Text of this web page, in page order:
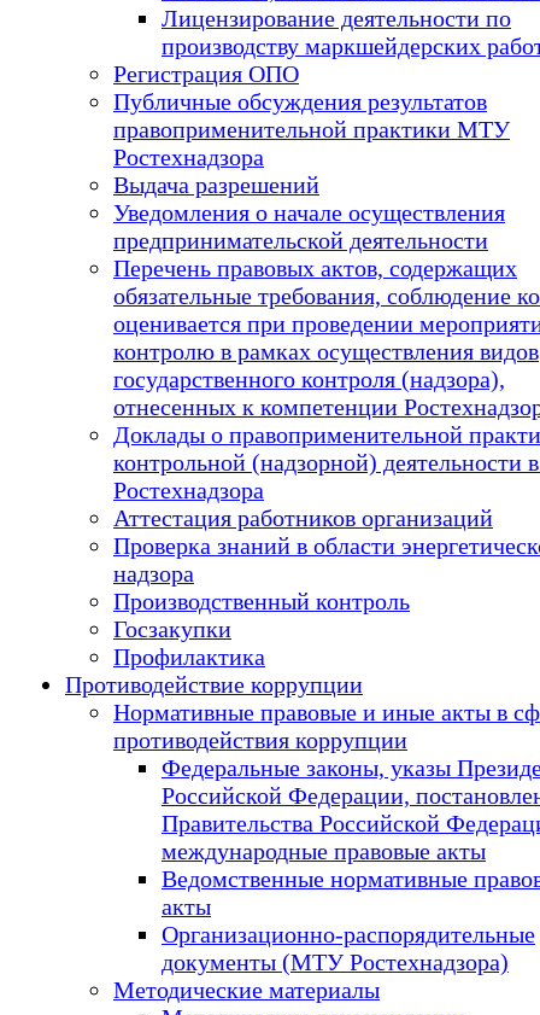
Лицензирование деятельности по
производству маркшейдерских
Регистрация ОПО
Публичные обсуждения результатов
правоприменительной практики МТУ
Ростехнадзора
Выдача разрешений
Уведомления о начале осуществления
предпринимательской деятельности
Перечень правовых актов, содержащих
обязательные требования, соблюдение
оценивается при проведении
контролю в рамках осуществления видов
государственного контроля (надзора),
отнесенных к компетенции
Доклады о правоприменительной
контрольной (надзорной)
Ростехнадзора
Аттестация работников организаций
Проверка знаний в области
надзора
Производственный контроль
Госзакупки
Профилактика
Противодействие коррупции
Нормативные правовые и иные акты в
противодействия коррупции
Федеральные законы, указы
Российской Федерации,
Правительства Российской
международные правовые акты
Ведомственные нормативные
акты
Организационно-распорядительные
документы (МТУ Ростехнадзора)
Методические материалы